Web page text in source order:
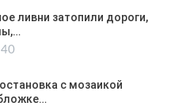
ливни затопили дороги,
с мозаикой